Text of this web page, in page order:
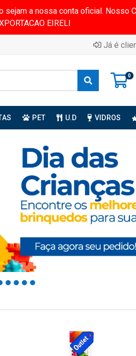
a nossa conta oficial. Nosso
EIRELI
Já é
0
PET U.D VIDROS